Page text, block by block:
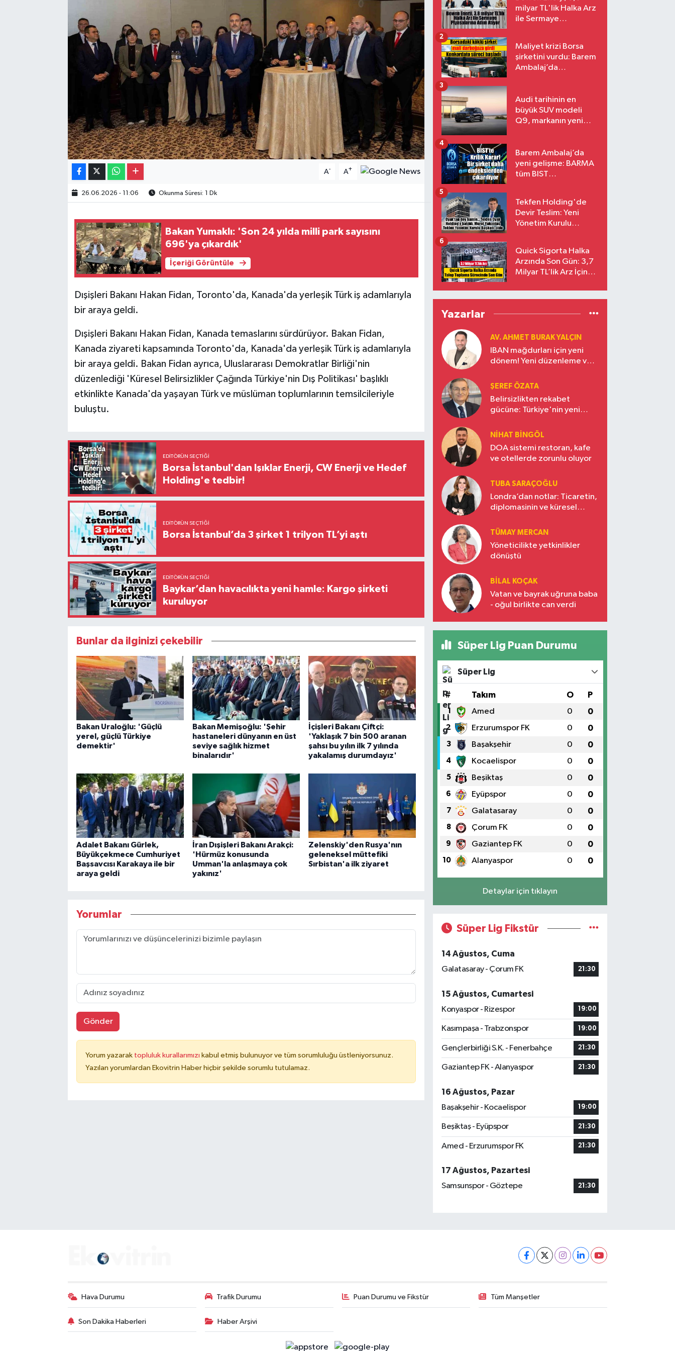
A- A+
26.06.2026 - 11:06 Okunma Süresi: 1 Dk
Bakan Yumaklı: 'Son 24 yılda milli park sayısını
696'ya çıkardık'
İçeriği Görüntüle
Dışişleri Bakanı Hakan Fidan, Toronto'da, Kanada'da yerleşik Türk iş adamlarıyla
bir araya geldi.
Dışişleri Bakanı Hakan Fidan, Kanada temaslarını sürdürüyor. Bakan Fidan,
Kanada ziyareti kapsamında Toronto'da, Kanada'da yerleşik Türk iş adamlarıyla
bir araya geldi. Bakan Fidan ayrıca, Uluslararası Demokratlar Birliği'nin
düzenlediği 'Küresel Belirsizlikler Çağında Türkiye'nin Dış Politikası' başlıklı
etkinlikte Kanada'da yaşayan Türk ve müslüman toplumlarının temsilcileriyle
buluştu.
EDITÖRÜN SEÇTIĞI
Borsa İstanbul'dan Işıklar Enerji, CW Enerji ve Hedef
Holding'e tedbir!
EDITÖRÜN SEÇTIĞI
Borsa İstanbul’da 3 şirket 1 trilyon TL’yi aştı
EDITÖRÜN SEÇTIĞI
Baykar’dan havacılıkta yeni hamle: Kargo şirketi
kuruluyor
Bunlar da ilginizi çekebilir
Bakan Uraloğlu: 'Güçlü
yerel, güçlü Türkiye
demektir'
Bakan Memişoğlu: 'Şehir
hastaneleri dünyanın en üst
seviye sağlık hizmet
binalarıdır'
İçişleri Bakanı Çiftçi:
'Yaklaşık 7 bin 500 aranan
şahsı bu yılın ilk 7 yılında
yakalamış durumdayız'
Adalet Bakanı Gürlek,
Büyükçekmece Cumhuriyet
Başsavcısı Karakaya ile bir
araya geldi
İran Dışişleri Bakanı Arakçi:
'Hürmüz konusunda
Umman'la anlaşmaya çok
yakınız'
Zelenskiy'den Rusya'nın
geleneksel müttefiki
Sırbistan'a ilk ziyaret
Yorumlar
Gönder
Yorum yazarak topluluk kurallarımızı kabul etmiş bulunuyor ve tüm sorumluluğu üstleniyorsunuz.
Yazılan yorumlardan Ekovitrin Haber hiçbir şekilde sorumlu tutulamaz.
milyar TL'lik Halka Arz
ile Sermaye
Maliyet krizi Borsa
şirketini vurdu: Barem
Ambalaj’da
2
Audi tarihinin en
büyük SUV modeli
Q9, markanın yeni
3
Barem Ambalaj’da
yeni gelişme: BARMA
tüm BIST
4
Tekfen Holding'de
Devir Teslim: Yeni
Yönetim Kurulu
5
Quick Sigorta Halka
Arzında Son Gün: 3,7
Milyar TL’lik Arz İçin
Eriyor
6
Yazarlar
AV. AHMET BURAK YALÇIN
IBAN mağdurları için yeni
dönem! Yeni düzenleme ve
ŞEREF ÖZATA
Belirsizlikten rekabet
gücüne: Türkiye'nin yeni
NIHAT BINGÖL
DOA sistemi restoran, kafe
ve otellerde zorunlu oluyor
TUBA SARAÇOĞLU
Londra’dan notlar: Ticaretin,
diplomasinin ve küresel
Türkiye’nin yükselen gücü
TÜMAY MERCAN
Yöneticilikte yetkinlikler
dönüştü
BILAL KOÇAK
Vatan ve bayrak uğruna baba
- oğul birlikte can verdi
Süper Lig Puan Durumu
Süper Lig
# Takım O P
1 Amed 0 0
2 Erzurumspor FK 0 0
3 Başakşehir 0 0
4 Kocaelispor 0 0
5 Beşiktaş 0 0
6 Eyüpspor 0 0
7 Galatasaray 0 0
8 Çorum FK 0 0
9 Gaziantep FK 0 0
10 Alanyaspor 0 0
Detaylar için tıklayın
Süper Lig Fikstür
14 Ağustos, Cuma
Galatasaray - Çorum FK
21:30
15 Ağustos, Cumartesi
Konyaspor - Rizespor
19:00
Kasımpaşa - Trabzonspor 19:00
Gençlerbirliği S.K. - Fenerbahçe 21:30
Gaziantep FK - Alanyaspor 21:30
16 Ağustos, Pazar
Başakşehir - Kocaelispor
19:00
Beşiktaş - Eyüpspor 21:30
Amed - Erzurumspor FK 21:30
17 Ağustos, Pazartesi
Samsunspor - Göztepe
21:30
Hava Durumu Trafik Durumu Puan Durumu ve Fikstür Tüm Manşetler
Son Dakika Haberleri Haber Arşivi
Gayrimenkul